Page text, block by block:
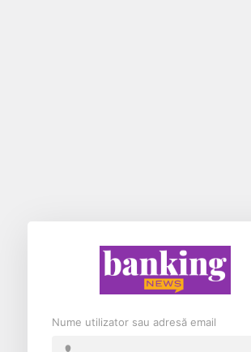
Nume utilizator sau adresă email